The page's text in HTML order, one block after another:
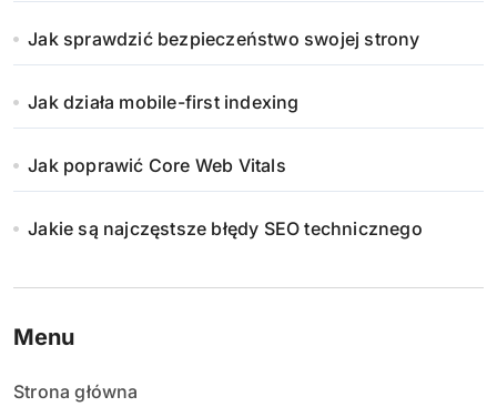
Jak sprawdzić bezpieczeństwo swojej strony
Jak działa mobile-first indexing
Jak poprawić Core Web Vitals
Jakie są najczęstsze błędy SEO technicznego
Menu
Strona główna